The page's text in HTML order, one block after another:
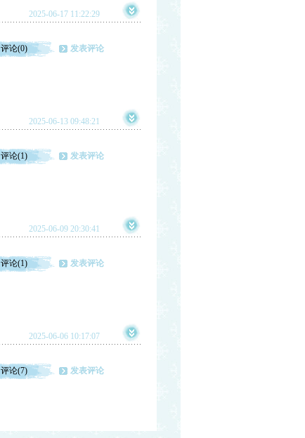
2025-06-17 11:22:29
评论(0) 发表评论
2025-06-13 09:48:21
评论(1) 发表评论
2025-06-09 20:30:41
评论(1) 发表评论
2025-06-06 10:17:07
评论(7) 发表评论